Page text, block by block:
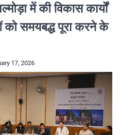
में की विकास कार्यों
को समयबद्ध पूरा करने के
17, 2026